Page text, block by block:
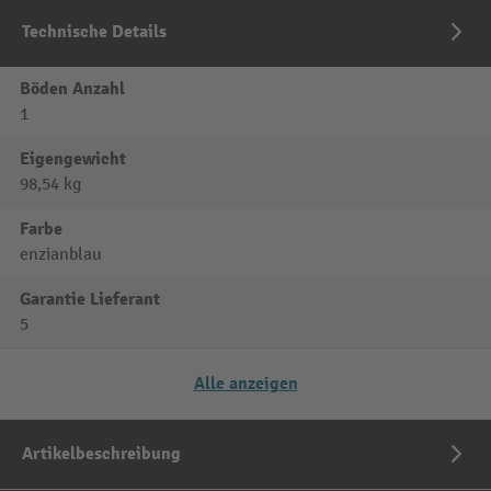
Technische Details
Böden Anzahl
1
Eigengewicht
98,54 kg
Farbe
enzianblau
Garantie Lieferant
5
Alle anzeigen
Artikelbeschreibung